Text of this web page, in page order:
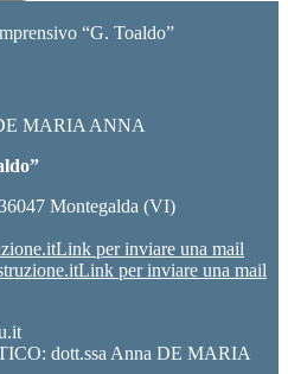
“G. Toaldo”
MARIA ANNA
Montegalda (VI)
Link per inviare una mail
Link per inviare una mail
dott.ssa Anna DE MARIA